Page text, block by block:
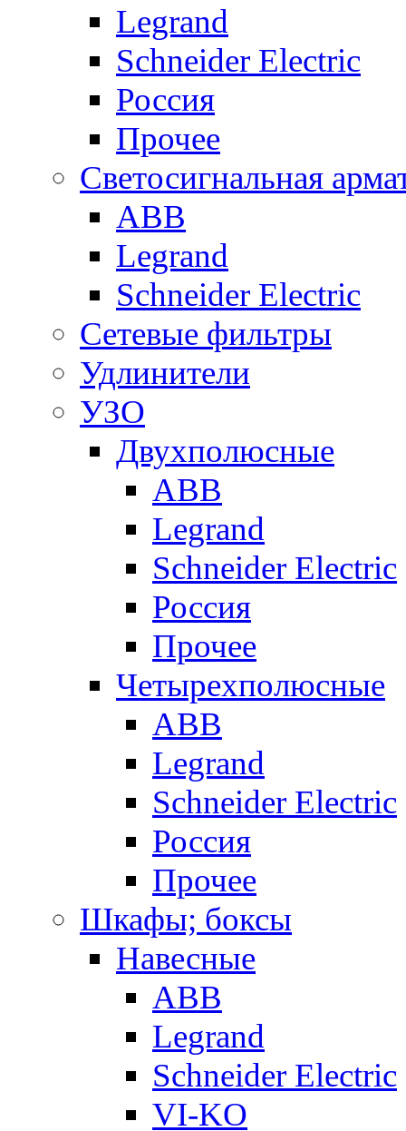
Legrand
Schneider Electric
Россия
Прочее
Светосигнальная
ABB
Legrand
Schneider Electric
Сетевые фильтры
Удлинители
УЗО
Двухполюсные
ABB
Legrand
Schneider Electric
Россия
Прочее
Четырехполюсные
ABB
Legrand
Schneider Electric
Россия
Прочее
Шкафы; боксы
Навесные
ABB
Legrand
Schneider Electric
VI-KO